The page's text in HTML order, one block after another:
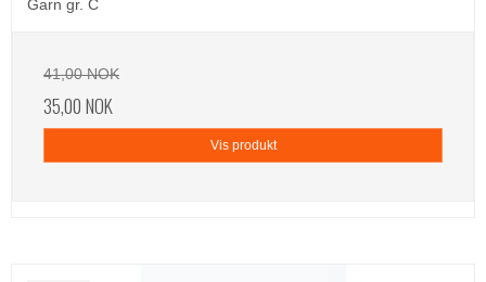
Garn gr. C
41,00 NOK
35,00 NOK
Vis produkt